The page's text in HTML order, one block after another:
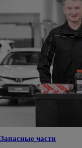
Запасные части